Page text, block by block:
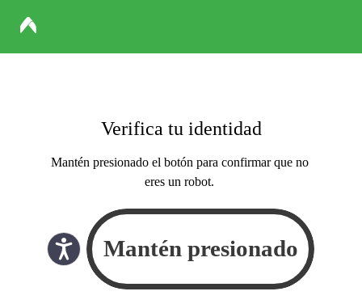
Verifica tu identidad
Mantén presionado el botón para confirmar que no
eres un robot.